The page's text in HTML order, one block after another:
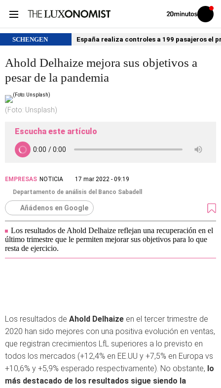
Volver
Iniciar
sesión
SCHENGEN España realiza controles a 199 pasajeros el
Ahold Delhaize mejora sus objetivos a
pesar de la pandemia
(Foto: Unsplash)
Escucha este artículo
EMPRESAS NOTICIA
17 mar 2022 - 09:19
Departamento de análisis del Banco Sabadell
Añádenos en Google
Los resultados de Ahold Delhaize reflejan una recuperación en el
último trimestre que le permiten mejorar sus objetivos para lo que
resta de ejercicio.
Los resultados de Ahold Delhaize en el tercer trimestre de
2020 han sido mejores con una positiva evolución en ventas,
que registran crecimientos LfL superiores a lo previsto en
todos los mercados (+12,4% en EE.UU y +7,5% en Europa vs
+10,6% y +5,9% esperado respectivamente). No obstante, lo
más destacado de los resultados sigue siendo la